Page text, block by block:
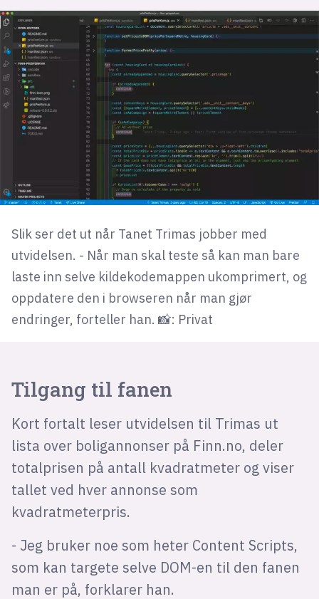
Slik ser det ut når Tanet Trimas jobber med
utvidelsen. - Når man skal teste så kan man bare
laste inn selve kildekodemappen ukomprimert, og
oppdatere den i browseren når man gjør
endringer, forteller han. 📸: Privat
Tilgang til fanen
Kort fortalt leser utvidelsen til Trimas ut
lista over boligannonser på Finn.no, deler
totalprisen på antall kvadratmeter og viser
tallet ved hver annonse som
kvadratmeterpris.
- Jeg bruker noe som heter Content Scripts,
som kan targete selve DOM-en til den fanen
man er på, forklarer han.